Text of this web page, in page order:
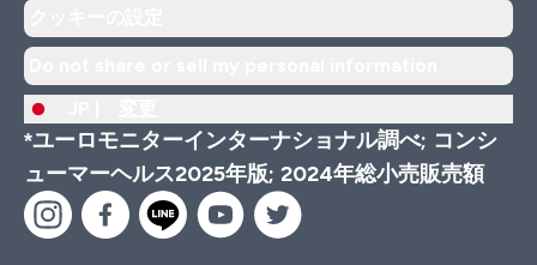
*ユーロモニターインターナショナル調べ; コンシ
ューマーヘルス2025年版; 2024年総小売販売額